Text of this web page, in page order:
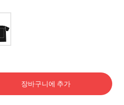
장바구니에 추가